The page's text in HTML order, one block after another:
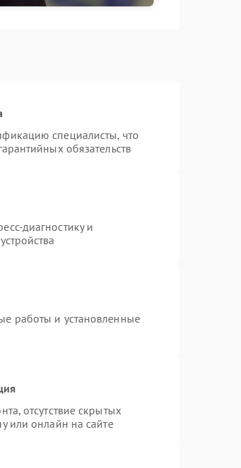
специалисты, что
обязательств
диагностику и
работы и установленные
отсутствие скрытых
или онлайн на сайте